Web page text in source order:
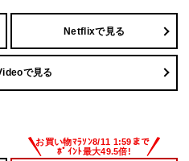
Netflixで見る
で見る